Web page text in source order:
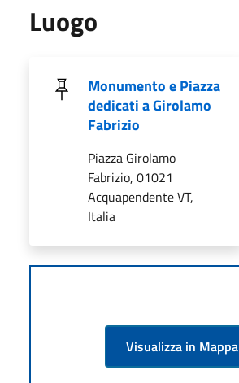
Luogo
Monumento e Piazza
dedicati a Girolamo
Fabrizio
Piazza Girolamo
Fabrizio, 01021
Acquapendente VT,
Italia
Visualizza in Mappa